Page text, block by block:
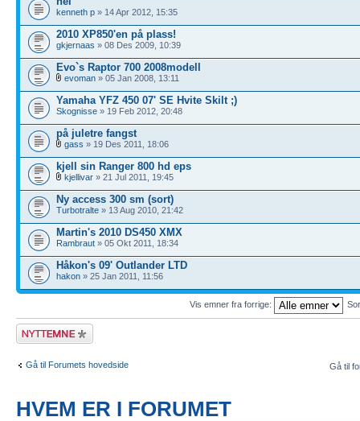
kenneth p » 14 Apr 2012, 15:35
2010 XP850'en på plass!
gkjernaas » 08 Des 2009, 10:39
Evo`s Raptor 700 2008modell
evoman » 05 Jan 2008, 13:11
Yamaha YFZ 450 07' SE Hvite Skilt ;)
Skognisse » 19 Feb 2012, 20:48
på juletre fangst
gass » 19 Des 2011, 18:06
kjell sin Ranger 800 hd eps
kjellivar » 21 Jul 2011, 19:45
Ny access 300 sm (sort)
Turbotralte » 13 Aug 2010, 21:42
Martin's 2010 DS450 XMX
Rambraut » 05 Okt 2011, 18:34
Håkon's 09' Outlander LTD
hakon » 25 Jan 2011, 11:56
Vis emner fra forrige:
Legg inn et nytt
emne
Gå til Forumets hovedside Gå til
HVEM ER I FORUMET